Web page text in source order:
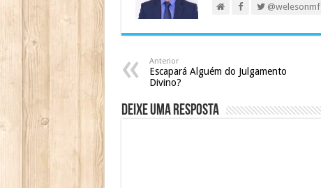
@welesonmf
Anterior
Escapará Alguém do Julgamento
Divino?
Deixe uma resposta